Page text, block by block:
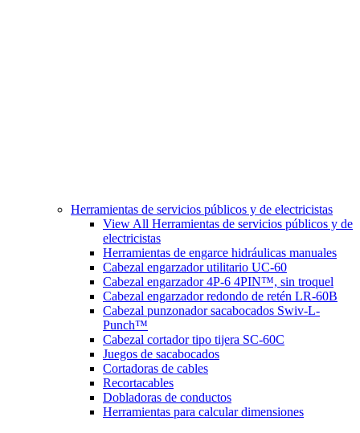
Herramientas de servicios públicos y de electricistas
View All Herramientas de servicios públicos y de
electricistas
Herramientas de engarce hidráulicas manuales
Cabezal engarzador utilitario UC-60
Cabezal engarzador 4P-6 4PIN™, sin troquel
Cabezal engarzador redondo de retén LR-60B
Cabezal punzonador sacabocados Swiv-L-
Punch™
Cabezal cortador tipo tijera SC-60C
Juegos de sacabocados
Cortadoras de cables
Recortacables
Dobladoras de conductos
Herramientas para calcular dimensiones